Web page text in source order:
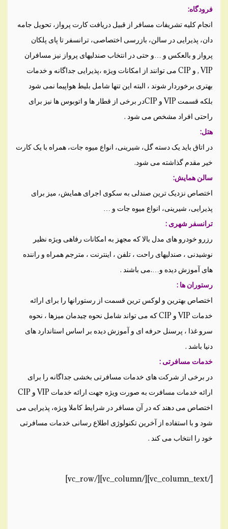
فرودگاه:
انجام کلیه تشریفات مسافر از قبیل دریافت کارت پرواز، تحویل جامه
دان، پذیرایی در سالن، بازرسی اختصاصی، ترانسفر تا پای پلکان
پرواز و بالعکس و …و حتی در انتخاب صندلیهای پرواز نیز مسافران
VIP , و CIP می توانند از امکانات ویژه ،پذیرایی جداگانه و خدمات
بهتری برخوردار شوند ، البته این تنها شامل بلیط هواپیما نمی شود
بلکه قسمت VIP و CIPدر برخی از قطار ها و اتوبوس ها نیز برای
راحتی افراد مشخص می شود .
هتل:
در اتاق باید یک دسته گل، شیرینی، انواع میوه جات، همراه با یک کارت
خیر مقدم گذاشته می شود.
سالن همایش:
اختصاص نزدیک ترین صندلی به سکوی اجرای همایش، میز برای
پذیرایی، شیرینی، انواع میوه جات و …
ترانسفر شهری :
رزرو خودرو های مدل بالا که مجهز به امکانات رفاهی ویژه نظیر
نوشیدنی ، صندلیهای راحت ، تلفن ، اینترنت ، مترجم همراه و راننده
های آموزش دیده و….می باشند .
رستوران ها :
اختصاص بهترین و لوکس ترین قسمت از رستورانها را برای ارائه
خدمات VIP و CIP که می تواند شامل نحوه چیدمان میزها ، نحوه
سرو غذا ، پرسنل حرفه ای و آموزش دیده بر اساس استاندارد های
دنیا باشد .
خدمات مسافرتی :
در برخی از شرکت های خدمات مسافرتی بخشی جداگانه را برای
ارائه خدمات مسافرت به صورت ویژه جهت ارائه خدمات VIP و CIP
اختصاص می دهند که در آن مسافر در شرایط کاملا ویژه، پذیرایی می
شود و با استفاده از آخرین تکنولوژی اطلاع رسانی خدمات مسافرتی
خود را انتخاب می کند .
[/vc_column_text][/vc_column][/vc_row]